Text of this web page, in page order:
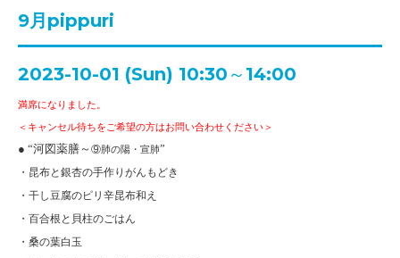
9月pippuri
2023-10-01 (Sun) 10:30～14:00
満席になりました。
＜キャンセル待ちをご希望の方はお問い合わせください＞
● “河図薬膳～ ⑨肺の陽・宣肺”
・昆布と銀杏の手作りがんもどき
・干し豆腐のピリ辛昆布和え
・百合根と貝柱のごはん
・桑の葉白玉